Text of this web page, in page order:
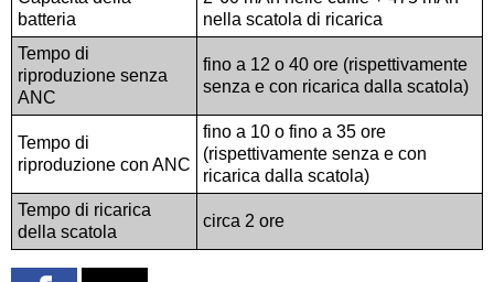
batteria
nella scatola di ricarica
Tempo di
riproduzione senza
ANC
fino a 12 o 40 ore (rispettivamente
senza e con ricarica dalla scatola)
Tempo di
riproduzione con ANC
fino a 10 o fino a 35 ore
(rispettivamente senza e con
ricarica dalla scatola)
Tempo di ricarica
della scatola
circa 2 ore